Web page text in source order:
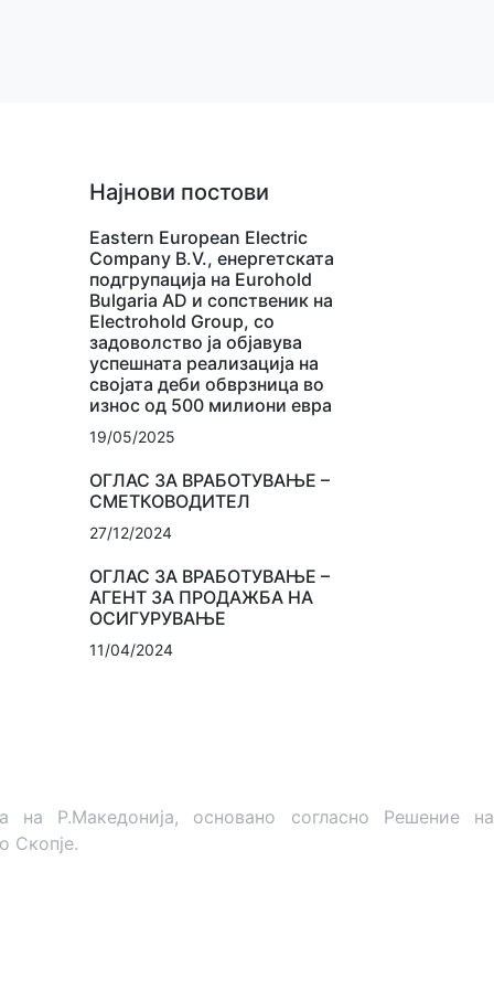
Најнови постови
Eastern European Electric
Company B.V., енергетската
подгрупација на Eurohold
Bulgaria AD и сопственик на
Electrohold Group, со
задоволство ја објавува
успешната реализација на
својата деби обврзница во
износ од 500 милиони евра
19/05/2025
ОГЛАС ЗА ВРАБОТУВАЊЕ –
СМЕТКОВОДИТЕЛ
27/12/2024
ОГЛАС ЗА ВРАБОТУВАЊЕ –
АГЕНТ ЗА ПРОДАЖБА НА
ОСИГУРУВАЊЕ
11/04/2024
Р.Македонија, основано согласно Решение на
Скопје.